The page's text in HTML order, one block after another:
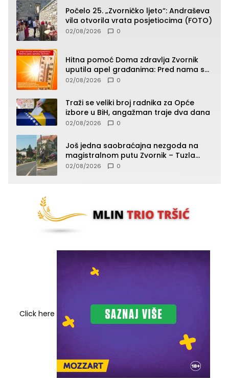
Počelo 25. „Zvorničko ljeto“: Andraševa
vila otvorila vrata posjetiocima (FOTO)
02/08/2026 0
Hitna pomoć Doma zdravlja Zvornik
uputila apel građanima: Pred nama su
temperature do 40°C, oprez zbog
02/08/2026 0
Traži se veliki broj radnika za Opće
izbore u BiH, angažman traje dva dana
02/08/2026 0
Još jedna saobraćajna nezgoda na
magistralnom putu Zvornik – Tuzla
(FOTO)
02/08/2026 0
Click here